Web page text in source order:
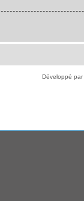
Développé par